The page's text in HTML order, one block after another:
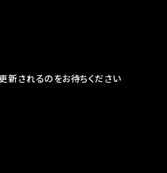
新されるのをお待ちください